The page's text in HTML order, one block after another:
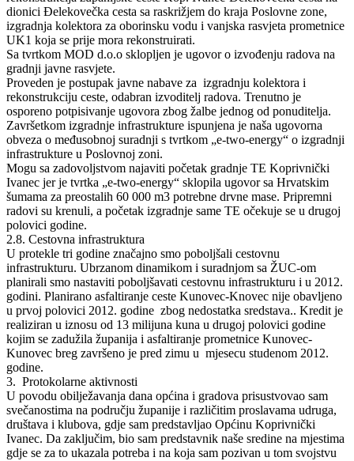
dionici Đelekovečka cesta sa raskrižjem do kraja Poslovne zone,
izgradnja kolektora za oborinsku vodu i vanjska rasvjeta prometnice
UK1 koja se prije mora rekonstruirati.
Sa tvrtkom MOD d.o.o sklopljen je ugovor o izvođenju radova na
gradnji javne rasvjete.
Proveden je postupak javne nabave za izgradnju kolektora i
rekonstrukciju ceste, odabran izvoditelj radova. Trenutno je
osporeno potpisivanje ugovora zbog žalbe jednog od ponuditelja.
Završetkom izgradnje infrastrukture ispunjena je naša ugovorna
obveza o međusobnoj suradnji s tvrtkom „e-two-energy“ o izgradnji
infrastrukture u Poslovnoj zoni.
Mogu sa zadovoljstvom najaviti početak gradnje TE Koprivnički
Ivanec jer je tvrtka „e-two-energy“ sklopila ugovor sa Hrvatskim
šumama za preostalih 60 000 m3 potrebne drvne mase. Pripremni
radovi su krenuli, a početak izgradnje same TE očekuje se u drugoj
polovici godine.
2.8. Cestovna infrastruktura
U protekle tri godine značajno smo poboljšali cestovnu
infrastrukturu. Ubrzanom dinamikom i suradnjom sa ŽUC-om
planirali smo nastaviti poboljšavati cestovnu infrastrukturu i u 2012.
godini. Planirano asfaltiranje ceste Kunovec-Knovec nije obavljeno
u prvoj polovici 2012. godine zbog nedostatka sredstava.. Kredit je
realiziran u iznosu od 13 milijuna kuna u drugoj polovici godine
kojim se zadužila županija i asfaltiranje prometnice Kunovec-
Kunovec breg završeno je pred zimu u mjesecu studenom 2012.
godine.
3. Protokolarne aktivnosti
U povodu obilježavanja dana općina i gradova prisustvovao sam
svečanostima na području županije i različitim proslavama udruga,
društava i klubova, gdje sam predstavljao Općinu Koprivnički
Ivanec. Da zaključim, bio sam predstavnik naše sredine na mjestima
gdje se za to ukazala potreba i na koja sam pozivan u tom svojstvu